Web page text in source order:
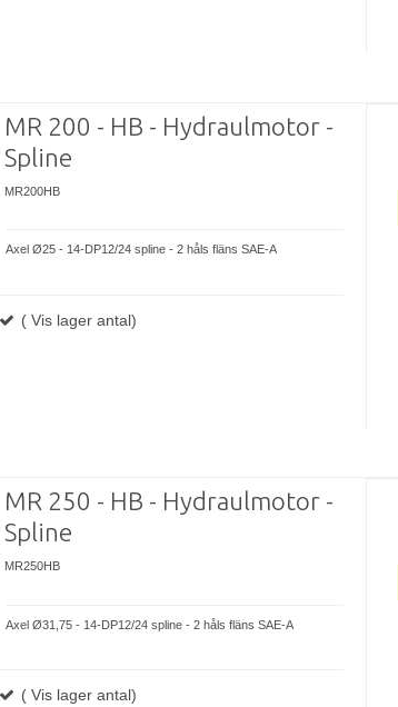
MR 200 - HB - Hydraulmotor -
Spline
MR200HB
Axel Ø25 - 14-DP12/24 spline - 2 håls fläns SAE-A
( Vis lager antal)
MR 250 - HB - Hydraulmotor -
Spline
MR250HB
Axel Ø31,75 - 14-DP12/24 spline - 2 håls fläns SAE-A
( Vis lager antal)